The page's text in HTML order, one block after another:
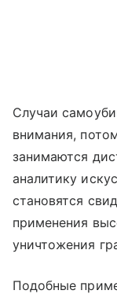
Случаи
внимания,
занимаются
аналитику
становятся
применения
уничтожения
Подобные